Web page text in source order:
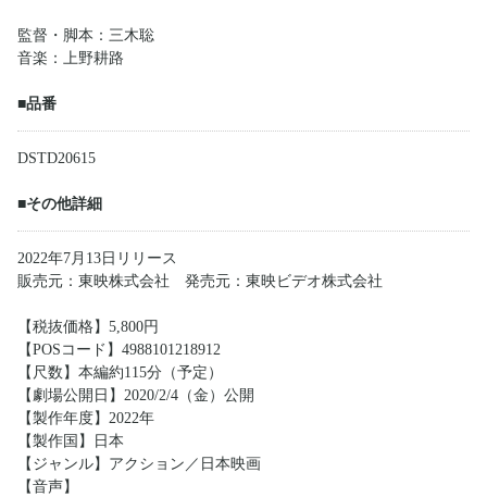
監督・脚本：三木聡
音楽：上野耕路
■品番
DSTD20615
■その他詳細
2022年7月13日リリース
販売元：東映株式会社 発売元：東映ビデオ株式会社
【税抜価格】5,800円
【POSコード】4988101218912
【尺数】本編約115分（予定）
【劇場公開日】2020/2/4（金）公開
【製作年度】2022年
【製作国】日本
【ジャンル】アクション／日本映画
【音声】